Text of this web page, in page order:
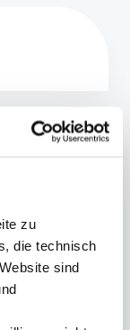
zu
die technisch
sind